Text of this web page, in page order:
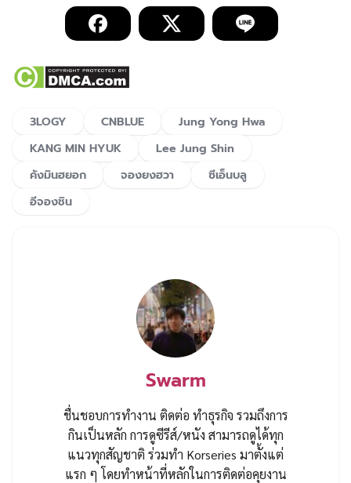
3LOGY CNBLUE
Jung Yong Hwa
KANG MIN HYUK
Lee Jung Shin
คังมินฮยอก
จองยงฮวา
ซีเอ็นบลู
อีจองชิน
Swarm
ชื่นชอบการทำงาน ติดต่อ ทำธุรกิจ รวมถึงการ
กินเป็นหลัก การดูซีรีส์/หนัง สามารถดูได้ทุก
แนวทุกสัญชาติ ร่วมทำ Korseries มาตั้งแต่
แรก ๆ โดยทำหน้าที่หลักในการติดต่อคุยงาน